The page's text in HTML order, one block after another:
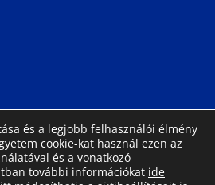
és a legjobb felhasználói élmény
cookie-kat használ ezen az
és a vonatkozó
további információkat ide